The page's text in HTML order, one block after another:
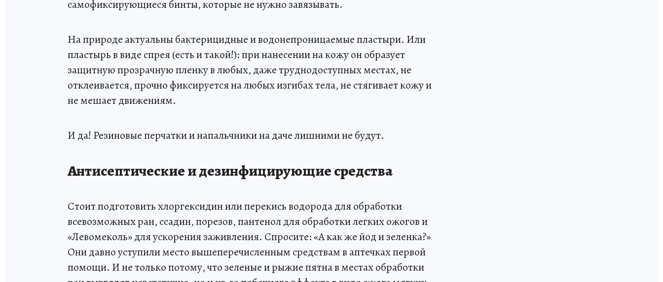
самофиксирующиеся бинты, которые не нужно завязывать.
На природе актуальны бактерицидные и водонепроницаемые пластыри. Или
пластырь в виде спрея (есть и такой!): при нанесении на кожу он образует
защитную прозрачную пленку в любых, даже труднодоступных местах, не
отклеивается, прочно фиксируется на любых изгибах тела, не стягивает кожу и
не мешает движениям.
И да! Резиновые перчатки и напальчники на даче лишними не будут.
Антисептические и дезинфицирующие средства
Стоит подготовить хлоргексидин или перекись водорода для обработки
всевозможных ран, ссадин, порезов, пантенол для обработки легких ожогов и
«Левомеколь» для ускорения заживления. Спросите: «А как же йод и зеленка?»
Они давно уступили место вышеперечисленным средствам в аптечках первой
помощи. И не только потому, что зеленые и рыжие пятна в местах обработки